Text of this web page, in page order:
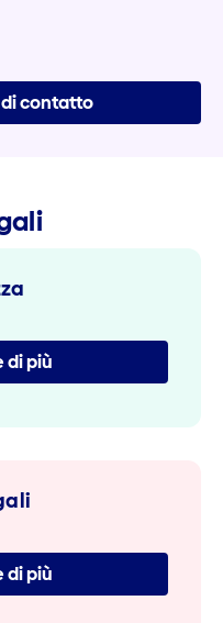
contatto
di più
di più